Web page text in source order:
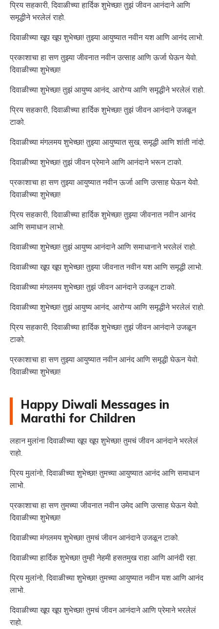
प्रिय सहकारी, दिवाळीच्या हार्दिक शुभेच्छा! तुझं जीवन आनंदाने आणि
समृद्धीने भरलेलं राहो.
दिवाळीच्या खूप खूप शुभेच्छा! तुझ्या आयुष्यात नवीन यश आणि आनंद लाभो.
प्रकाशाचा हा सण तुझ्या जीवनात नवीन उत्साह आणि ऊर्जा घेऊन येवो.
दिवाळीच्या शुभेच्छा!
दिवाळीच्या शुभेच्छा! तुझं आयुष्य आनंद, आरोग्य आणि समृद्धीने भरलेलं राहो.
प्रिय सहकारी, दिवाळीच्या हार्दिक शुभेच्छा! तुझं जीवन आनंदाने उजळून
टाको.
दिवाळीच्या मंगलमय शुभेच्छा! तुझ्या आयुष्यात सुख, समृद्धी आणि शांती नांदो.
दिवाळीच्या शुभेच्छा! तुझं जीवन प्रेमाने आणि आनंदाने भरून टाको.
प्रकाशाचा हा सण तुझ्या आयुष्यात नवीन ऊर्जा आणि उत्साह घेऊन येवो.
दिवाळीच्या शुभेच्छा!
प्रिय सहकारी, दिवाळीच्या हार्दिक शुभेच्छा! तुझ्या जीवनात नवीन आनंद
आणि समाधान लाभो.
दिवाळीच्या शुभेच्छा! तुझं आयुष्य आनंदाने आणि समाधानाने भरलेलं राहो.
दिवाळीच्या खूप खूप शुभेच्छा! तुझ्या जीवनात नवीन यश आणि समृद्धी लाभो.
दिवाळीच्या मंगलमय शुभेच्छा! तुझं जीवन आनंदाने उजळून टाको.
दिवाळीच्या शुभेच्छा! तुझं आयुष्य आनंद, आरोग्य आणि समृद्धीने भरलेलं राहो.
प्रिय सहकारी, दिवाळीच्या हार्दिक शुभेच्छा! तुझं जीवन आनंदाने उजळून
टाको.
प्रकाशाचा हा सण तुझ्या आयुष्यात नवीन आनंद आणि समृद्धी घेऊन येवो.
दिवाळीच्या शुभेच्छा!
Happy Diwali Messages in
Marathi for Children
लहान मुलांना दिवाळीच्या खूप खूप शुभेच्छा! तुमचं जीवन आनंदाने भरलेलं
राहो.
प्रिय मुलांनो, दिवाळीच्या शुभेच्छा! तुमच्या आयुष्यात आनंद आणि समाधान
लाभो.
प्रकाशाचा हा सण तुमच्या जीवनात नवीन उमेद आणि उत्साह घेऊन येवो.
दिवाळीच्या शुभेच्छा!
दिवाळीच्या मंगलमय शुभेच्छा! तुमचं जीवन आनंदाने उजळून टाको.
दिवाळीच्या हार्दिक शुभेच्छा! तुम्ही नेहमी हसतमुख राहा आणि आनंदी रहा.
प्रिय मुलांनो, दिवाळीच्या शुभेच्छा! तुमच्या आयुष्यात नवीन यश आणि आनंद
लाभो.
दिवाळीच्या खूप खूप शुभेच्छा! तुमचं जीवन आनंदाने आणि प्रेमाने भरलेलं
राहो.